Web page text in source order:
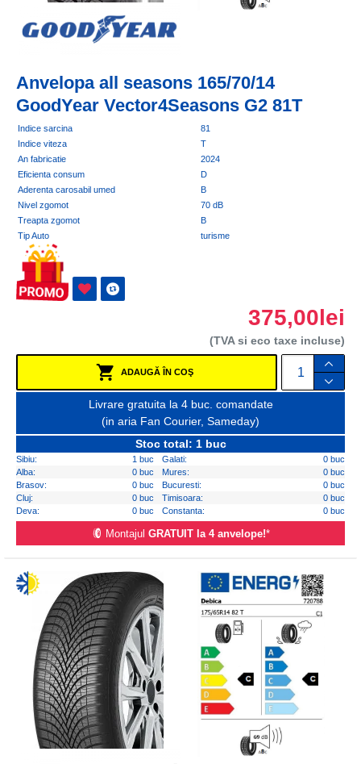
Anvelopa all seasons 165/70/14
GoodYear Vector4Seasons G2 81T
Indice sarcina
81
Indice viteza
T
An fabricatie
2024
Eficienta consum
D
Aderenta carosabil umed
B
Nivel zgomot
70 dB
Treapta zgomot
B
Tip Auto
turisme
375,00lei
(TVA si eco taxe incluse)
ADAUGĂ ÎN COŞ
Livrare gratuita la 4 buc. comandate
(in aria Fan Courier, Sameday)
Stoc total: 1 buc
Sibiu: 1 buc Galati:
0 buc
Alba:
0 buc Mures:
0 buc
Brasov:
0 buc Bucuresti:
0 buc
Cluj:
0 buc Timisoara:
0 buc
Deva:
0 buc Constanta: 0 buc
Montajul GRATUIT la 4 anvelope!*